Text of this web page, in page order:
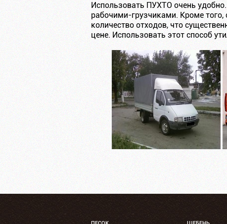
Использовать ПУХТО очень
рабочими-грузчиками. Кроме того,
количество отходов, что
цене. Использовать этот способ